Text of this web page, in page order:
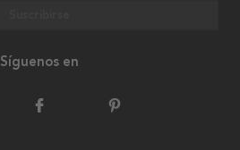
Síguenos en